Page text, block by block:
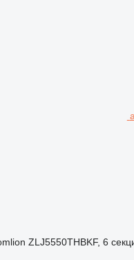
ZLJ5550THBKF, 6